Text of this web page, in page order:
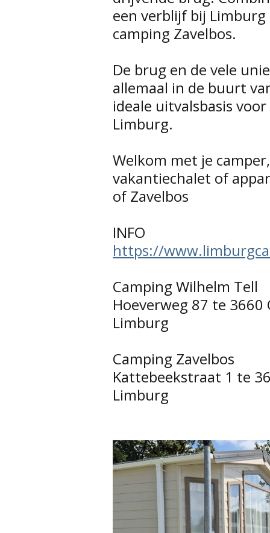
een verblijf bij
camping Zavelbos.
De brug en de vele
allemaal in de buurt
ideale uitvalsbasis
Limburg.
Welkom met je
vakantiechalet of
of Zavelbos
INFO
https://
Camping Wilhelm Tell
Hoeverweg 87 te 3660
Limburg
Camping Zavelbos
Kattebeekstraat 1 te
Limburg